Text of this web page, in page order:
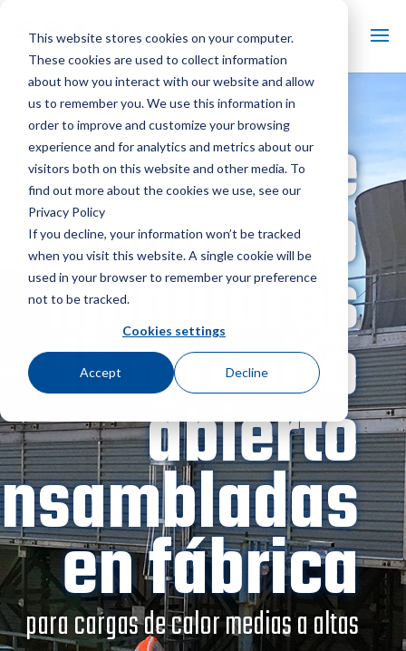
This website stores cookies on your computer.
These cookies are used to collect information
about how you interact with our website and allow
us to remember you. We use this information in
order to improve and customize your browsing
experience and for analytics and metrics about our
visitors both on this website and other media. To
find out more about the cookies we use, see our
Privacy Policy
If you decline, your information won’t be tracked
when you visit this website. A single cookie will be
used in your browser to remember your preference
not to be tracked.
Cookies settings
Accept Decline
Torres de
modulares
de circuito
abierto
en fábrica
para cargas de calor medias a altas